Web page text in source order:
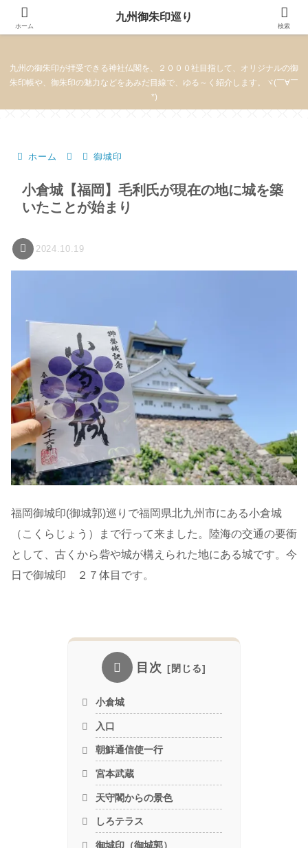
九州御朱印巡り
九州の御朱印が拝受できる神社仏閣を、２０００社目指して、オリジナルの御
朱印帳や、御朱印の魅力などをあみだ目線で、ゆる～く紹介します。ヾ(￣∀￣
*)
ホーム 御城印
小倉城【福岡】毛利氏が現在の地に城を築
いたことが始まり
2024.10.19
福岡御城印(御城郭)巡りで福岡県北九州市にある小倉城
（こくらじょう）まで行って来ました。陸海の交通の要衝
として、古くから砦や城が構えられた地にある城です。今
日で御城印 ２７体目です。
目次
小倉城
入口
朝鮮通信使一行
宮本武蔵
天守閣からの景色
しろテラス
御城印（御城郭）
ホーム
九州御朱印巡り
検索